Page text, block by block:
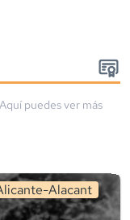
puedes ver más
Alacant